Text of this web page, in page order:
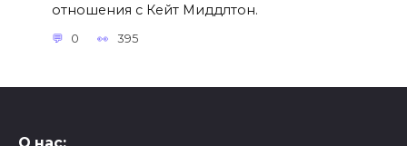
отношения с Кейт Миддлтон.
0 395